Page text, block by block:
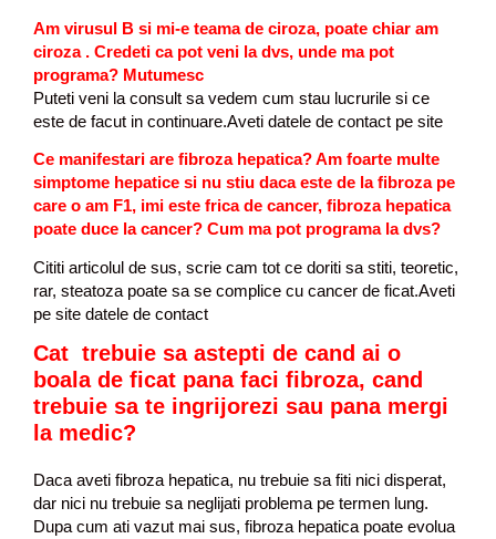
Am virusul B si mi-e teama de ciroza, poate chiar am
ciroza . Credeti ca pot veni la dvs, unde ma pot
programa? Mutumesc
Puteti veni la consult sa vedem cum stau lucrurile si ce
este de facut in continuare.Aveti datele de contact pe site
Ce manifestari are fibroza hepatica? Am foarte multe
simptome hepatice si nu stiu daca este de la fibroza pe
care o am F1, imi este frica de cancer, fibroza hepatica
poate duce la cancer? Cum ma pot programa la dvs?
Cititi articolul de sus, scrie cam tot ce doriti sa stiti, teoretic,
rar, steatoza poate sa se complice cu cancer de ficat.Aveti
pe site datele de contact
Cat trebuie sa astepti de cand ai o
boala de ficat pana faci fibroza, cand
trebuie sa te ingrijorezi sau pana mergi
la medic?
Daca aveti fibroza hepatica, nu trebuie sa fiti nici disperat,
dar nici nu trebuie sa neglijati problema pe termen lung.
Dupa cum ati vazut mai sus, fibroza hepatica poate evolua